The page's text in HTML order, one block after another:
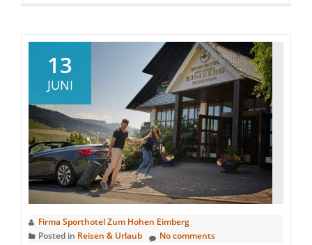
schwindelnder
Höhe
ein
Tal
überqueren
oder
lieber
auf
festem
unter
13
JUNI
Firma Sporthotel Zum Hohen Eimberg
Posted in Reisen & Urlaub No comments